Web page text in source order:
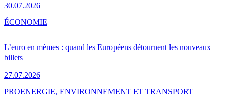
30.07.2026
L’euro en mèmes : quand les Européens détournent les nouveaux
billets
27.07.2026
ÉCONOMIE
PROENERGIE, ENVIRONNEMENT ET TRANSPORT